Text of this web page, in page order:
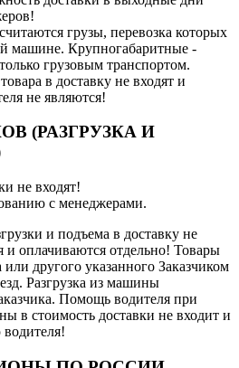
грузы, перевозка которых
машине. Крупногабаритные -
грузовым транспортом.
в доставку не входят и
не являются!
(РАЗГРУЗКА И
не входят!
с менеджерами.
и подъема в доставку не
и оплачиваются отдельно! Товары
или другого указанного Заказчиком
Разгрузка из машины
Помощь водителя при
в стоимость доставки не входит и
водителя!